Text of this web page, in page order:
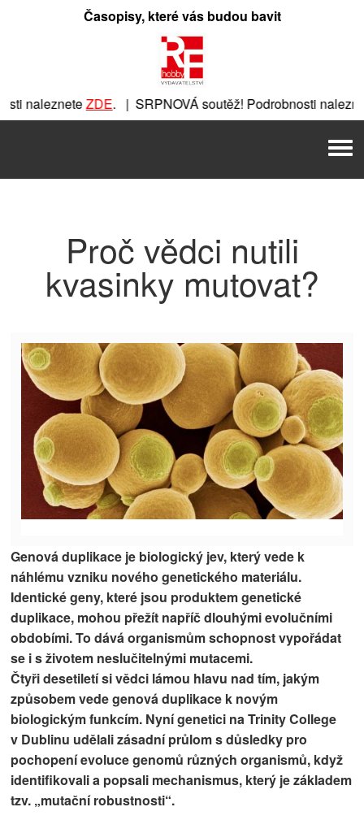
Časopisy, které vás budou bavit
nalezneteZDE. | SRPNOVÁ soutěž! Podrobnosti
. |
Proč vědci nutili
kvasinky mutovat?
Genová duplikace je biologický jev, který vede k
náhlému vzniku nového genetického materiálu.
Identické geny, které jsou produktem genetické
duplikace, mohou přežít napříč dlouhými evolučními
obdobími. To dává organismům schopnost vypořádat
se i s životem neslučitelnými mutacemi.
Čtyři desetiletí si vědci lámou hlavu nad tím, jakým
způsobem vede genová duplikace k novým
biologickým funkcím. Nyní genetici na Trinity College
v Dublinu udělali zásadní průlom s důsledky pro
pochopení evoluce genomů různých organismů, když
identifikovali a popsali mechanismus, který je základem
tzv. „mutační robustnosti“.